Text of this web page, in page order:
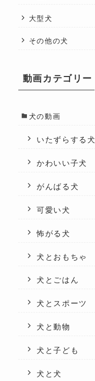
大型犬
その他の犬
動画カテゴリー
犬の動画
いたずらする犬
かわいい子犬
がんばる犬
可愛い犬
怖がる犬
犬とおもちゃ
犬とごはん
犬とスポーツ
犬と動物
犬と子ども
犬と犬